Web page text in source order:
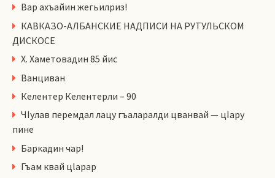
Вар ахъайин жегьилриз!
КАВКАЗО-АЛБАНСКИЕ НАДПИСИ НА РУТУЛЬСКОМ
ДИСКОСЕ
Х. Хаметовадин 85 йис
Ванциван
Келентер Келентерли – 90
ЧIулав перемдал лацу гъаларалди цванвай — цIару
пине
Баркадин чар!
Гъам квай цlарар